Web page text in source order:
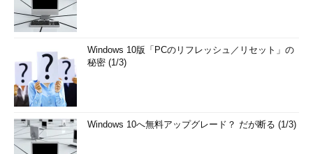
Windows 10版「PCのリフレッシュ／リセット」の
秘密 (1/3)
Windows 10へ無料アップグレード？ だが断る (1/3)